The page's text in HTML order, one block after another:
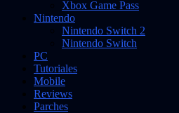
Xbox Game Pass
Nintendo
Nintendo Switch 2
Nintendo Switch
PC
Tutoriales
Mobile
Reviews
Parches